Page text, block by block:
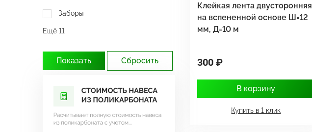
Заборы
Ещё 11
Клейкая лента двусторонняя
на вспененной основе Ш=12
мм, Д=10 м
300 ₽
В корзину
Купить в 1 клик